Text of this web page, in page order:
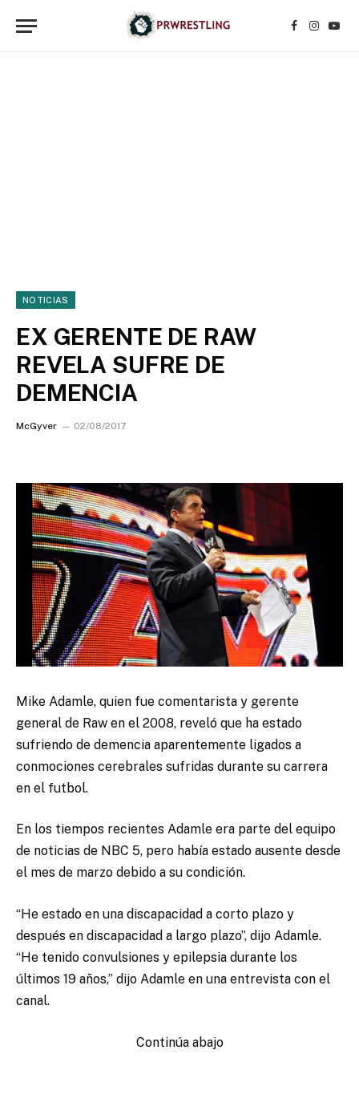
Facebook
NOTICIAS
EX GERENTE DE RAW
REVELA SUFRE DE
DEMENCIA
McGyver 02/08/2017
Mike Adamle, quien fue comentarista y gerente
general de Raw en el 2008, reveló que ha estado
sufriendo de demencia aparentemente ligados a
conmociones cerebrales sufridas durante su carrera
en el futbol.
En los tiempos recientes Adamle era parte del equipo
de noticias de NBC 5, pero había estado ausente desde
el mes de marzo debido a su condición.
“He estado en una discapacidad a corto plazo y
después en discapacidad a largo plazo”, dijo Adamle.
“He tenido convulsiones y epilepsia durante los
últimos 19 años,” dijo Adamle en una entrevista con el
canal.
Continúa abajo